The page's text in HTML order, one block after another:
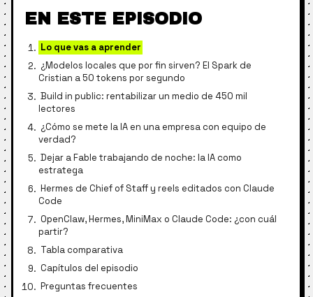
EN ESTE EPISODIO
Lo que vas a aprender
¿Modelos locales que por fin sirven? El Spark de
Cristian a 50 tokens por segundo
Build in public: rentabilizar un medio de 450 mil
lectores
¿Cómo se mete la IA en una empresa con equipo de
verdad?
Dejar a Fable trabajando de noche: la IA como
estratega
Hermes de Chief of Staff y reels editados con Claude
Code
OpenClaw, Hermes, MiniMax o Claude Code: ¿con cuál
partir?
Tabla comparativa
Capítulos del episodio
Preguntas frecuentes